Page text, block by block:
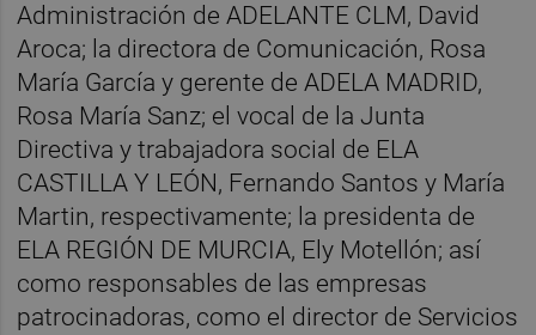
Administración de ADELANTE CLM, David
Aroca; la directora de Comunicación, Rosa
María García y gerente de ADELA MADRID,
Rosa María Sanz; el vocal de la Junta
Directiva y trabajadora social de ELA
CASTILLA Y LEÓN, Fernando Santos y María
Martin, respectivamente; la presidenta de
ELA REGIÓN DE MURCIA, Ely Motellón; así
como responsables de las empresas
patrocinadoras, como el director de Servicios